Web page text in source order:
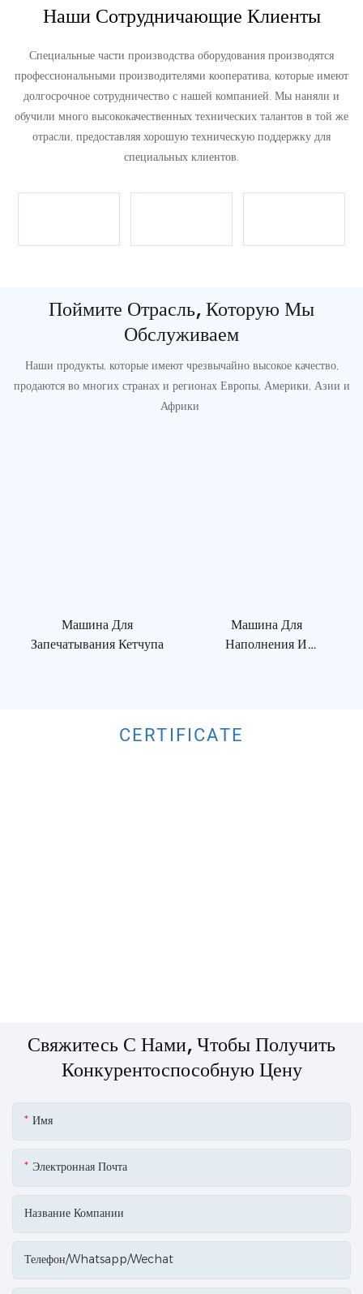
Наши Сотрудничающие Клиенты
Специальные части производства оборудования производятся
профессиональными производителями кооператива, которые имеют
долгосрочное сотрудничество с нашей компанией. Мы наняли и
обучили много высококачественных технических талантов в той же
отрасли, предоставляя хорошую техническую поддержку для
специальных клиентов.
Поймите Отрасль, Которую Мы
Обслуживаем
Наши продукты, которые имеют чрезвычайно высокое качество,
продаются во многих странах и регионах Европы, Америки, Азии и
Африки
Машина Для
Запечатывания Кетчупа
Машина Для
Наполнения И
CERTIFICATE
Свяжитесь С Нами, Чтобы Получить
Конкурентоспособную Цену
Имя
Электронная Почта
Название Компании
Телефон/Whatsapp/Wechat